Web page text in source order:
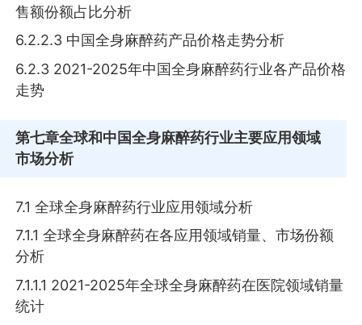
售额份额占比分析
6.2.2.3 中国全身麻醉药产品价格走势分析
6.2.3 2021-2025年中国全身麻醉药行业各产品价格
走势
第七章全球和中国全身麻醉药行业主要应用领域
市场分析
7.1 全球全身麻醉药行业应用领域分析
7.1.1 全球全身麻醉药在各应用领域销量、市场份额
分析
7.1.1.1 2021-2025年全球全身麻醉药在医院领域销量
统计